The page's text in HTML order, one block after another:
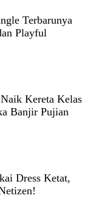
Terbarunya
Playful
Kereta Kelas
Banjir Pujian
Dress Ketat,